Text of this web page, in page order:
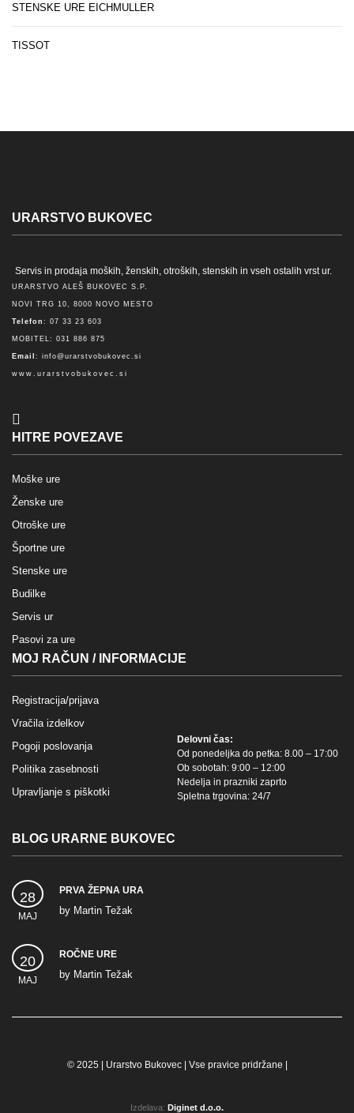
STENSKE URE EICHMULLER
TISSOT
URARSTVO BUKOVEC
Servis in prodaja moških, ženskih, otroških, stenskih in vseh ostalih vrst ur.
URARSTVO ALEŠ BUKOVEC S.P.
NOVI TRG 10, 8000 NOVO MESTO
Telefon : 07 33 23 603
MOBITEL: 031 886 875
Email : info@urarstvobukovec.si
www.urarstvobukovec.si
HITRE POVEZAVE
Moške ure
Ženske ure
Otroške ure
Športne ure
Stenske ure
Budilke
Servis ur
Pasovi za ure
MOJ RAČUN / INFORMACIJE
Registracija/prijava
Vračila izdelkov
Pogoji poslovanja
Politika zasebnosti
Upravljanje s piškotki
Delovni čas:
Od ponedeljka do petka: 8.00 – 17:00
Ob sobotah: 9:00 – 12:00
Nedelja in prazniki zaprto
Spletna trgovina: 24/7
BLOG URARNE BUKOVEC
28
MAJ
PRVA ŽEPNA URA
by Martin Težak
20
MAJ
ROČNE URE
by Martin Težak
© 2025 | Urarstvo Bukovec | Vse pravice pridržane |
Izdelava: Diginet d.o.o.